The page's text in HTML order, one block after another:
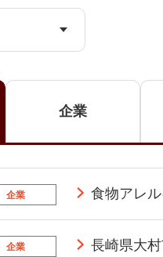
企業
企業 食物アレ
企業 長崎県大